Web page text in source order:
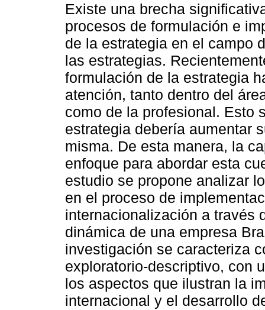
Existe una brecha
procesos de formulación e
de la estrategia en el campo
las estrategias.
formulación de la estrategia
atención, tanto dentro del
como de la profesional. Esto
estrategia debería aumentar
misma. De esta manera, la
enfoque para abordar esta
estudio se propone analizar
en el proceso de
internacionalización a través
dinámica de una empresa
investigación se caracteriza
exploratorio-descriptivo, con
los aspectos que ilustran la
internacional y el desarrollo